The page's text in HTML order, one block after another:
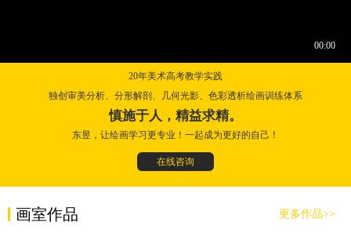
20年美术高考教学实践
独创审美分析、分形解剖、几何光影、色彩透析绘画训练体系
慎施于人，精益求精。
东昱，让绘画学习更专业！一起成为更好的自己！
在线咨询
画室作品 更多作品>>